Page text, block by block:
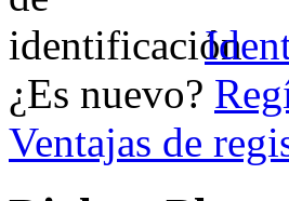
¿Es nuevo?
Ventajas de